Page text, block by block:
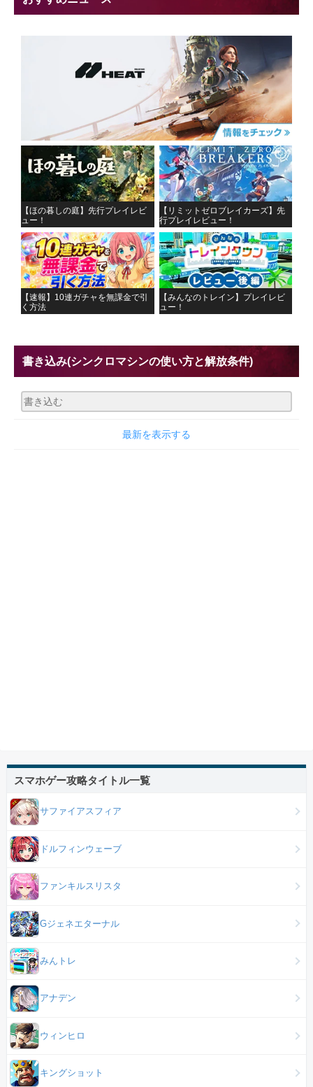
【ほの暮しの庭】先行プレイレビ
ュー！
【リミットゼロブレイカーズ】先
行プレイレビュー！
【速報】10連ガチャを無課金で引
く方法
【みんなのトレイン】プレイレビ
ュー！
書き込み(シンクロマシンの使い方と解放条件)
最新を表示する
スマホゲー攻略タイトル一覧
サファイアスフィア
ドルフィンウェーブ
ファンキルスリスタ
Gジェネエターナル
みんトレ
アナデン
ウィンヒロ
キングショット